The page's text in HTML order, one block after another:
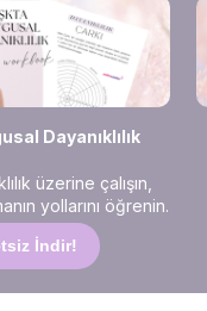
Dayanıklılık
üzerine çalışın,
yollarını öğrenin.
İndir!